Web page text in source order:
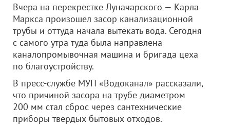
Вчера на перекрестке Луначарского — Карла
Маркса произошел засор канализационной
трубы и оттуда начала вытекать вода. Сегодня
с самого утра туда была направлена
каналопромывочная машина и бригада цеха
по благоустройству.
В пресс-службе МУП «Водоканал» рассказали,
что причиной засора на трубе диаметром
200 мм стал сброс через сантехнические
приборы твердых бытовых отходов.